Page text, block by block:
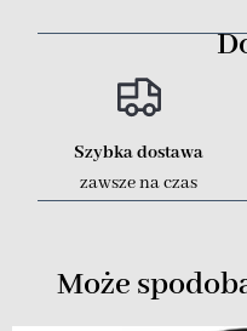
Szybka dostawa
zawsze na czas
Może